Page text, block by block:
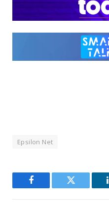
Epsilon Net
Facebook Twitter